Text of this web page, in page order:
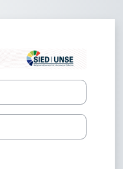
Entrar a SIED